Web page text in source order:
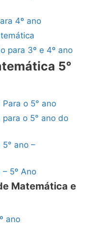
4º ano
para 3º e 4º ano
5°
o 5° ano
o 5° ano do
ano –
5º Ano
Matemática e
ano